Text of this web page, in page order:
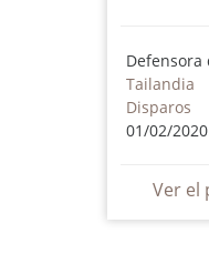
Tailandia
Disparos
01/02/2020
Ver el